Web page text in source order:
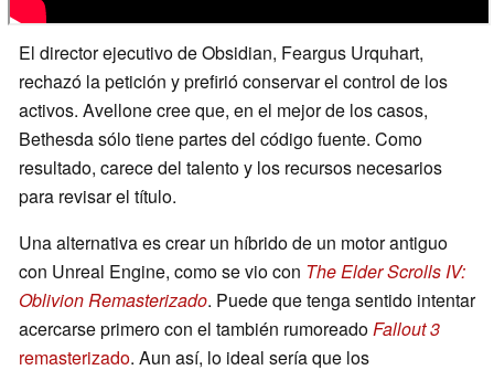
El director ejecutivo de Obsidian, Feargus Urquhart,
rechazó la petición y prefirió conservar el control de los
activos. Avellone cree que, en el mejor de los casos,
Bethesda sólo tiene partes del código fuente. Como
resultado, carece del talento y los recursos necesarios
para revisar el título.
Una alternativa es crear un híbrido de un motor antiguo
con Unreal Engine, como se vio con The Elder Scrolls IV:
Oblivion Remasterizado. Puede que tenga sentido intentar
acercarse primero con el también rumoreadoFallout 3
remasterizado. Aun así, lo ideal sería que los